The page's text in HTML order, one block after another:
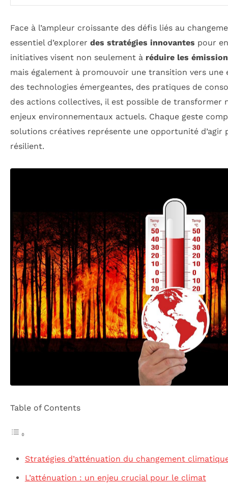
Face à l’ampleur croissante des défis liés au
essentiel d’explorer des stratégies innovantes pour
initiatives visent non seulement à réduire les
mais également à promouvoir une transition vers une
des technologies émergeantes, des pratiques de
des actions collectives, il est possible de transformer
enjeux environnementaux actuels. Chaque geste
solutions créatives représente une opportunité d’agir
résilient.
Table of Contents
Stratégies d’atténuation du changement
L’atténuation : un enjeu crucial pour le climat